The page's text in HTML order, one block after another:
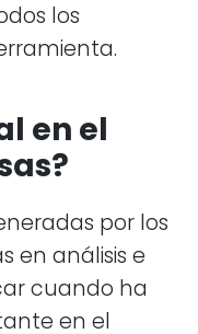
los
en el
por los
en análisis e
cuando ha
en el